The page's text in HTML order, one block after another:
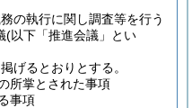
の執行に関し調査等を行う
(以下「推進会議」とい
げるとおりとする。
所掌とされた事項
事項